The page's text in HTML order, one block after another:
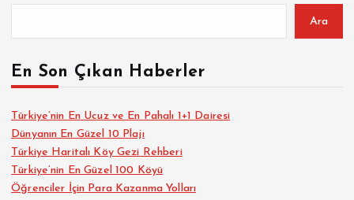
Ara
En Son Çıkan Haberler
Türkiye’nin En Ucuz ve En Pahalı 1+1 Dairesi
Dünyanın En Güzel 10 Plajı
Türkiye Haritalı Köy Gezi Rehberi
Türkiye’nin En Güzel 100 Köyü
Öğrenciler İçin Para Kazanma Yolları